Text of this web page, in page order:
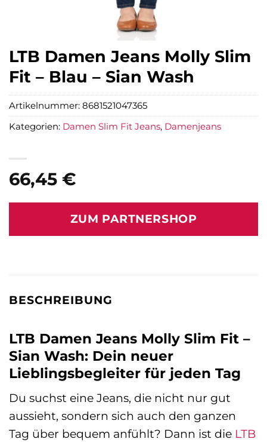
LTB Damen Jeans Molly Slim
Fit – Blau – Sian Wash
66,45 €
ZUM PARTNERSHOP
Artikelnummer: 8681521047365
Kategorien: Damen Slim Fit Jeans, Damenjeans
BESCHREIBUNG
LTB Damen Jeans Molly Slim Fit –
Sian Wash: Dein neuer
Lieblingsbegleiter für jeden Tag
Du suchst eine Jeans, die nicht nur gut
aussieht, sondern sich auch den ganzen
Tag über bequem anfühlt? Dann ist die LTB